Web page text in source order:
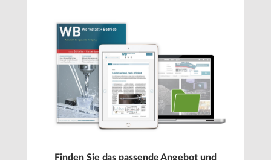
Finden Sie das passende Angebot und